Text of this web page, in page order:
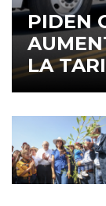
PIDEN
LA